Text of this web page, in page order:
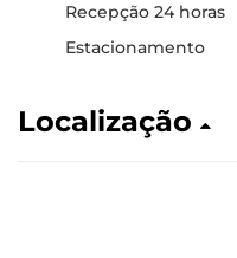
Recepção 24 horas
Estacionamento
Localização